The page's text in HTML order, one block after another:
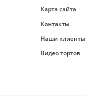
Карта сайта
Контакты
Наши клиенты
Видео тортов